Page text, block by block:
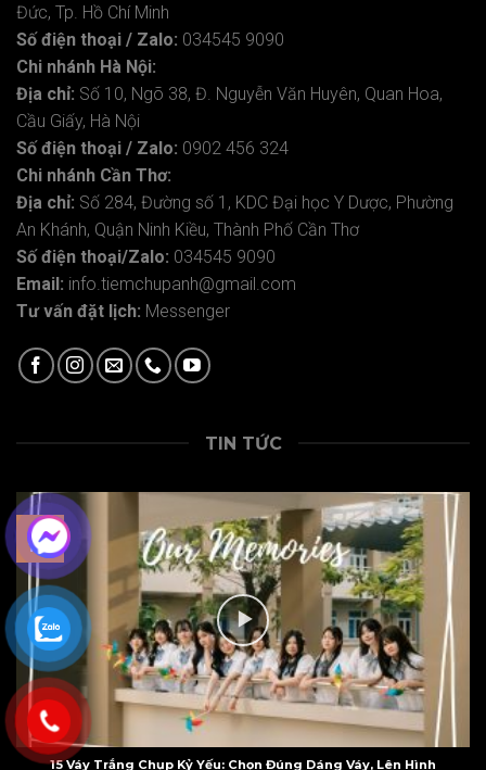
Đức, Tp. Hồ Chí Minh
Số điện thoại / Zalo: 034545 9090
Chi nhánh Hà Nội:
Địa chỉ: Số 10, Ngõ 38, Đ. Nguyễn Văn Huyên, Quan Hoa,
Cầu Giấy, Hà Nội
Số điện thoại / Zalo: 0902 456 324
Chi nhánh Cần Thơ:
Địa chỉ: Số 284, Đường số 1, KDC Đại học Y Dược, Phường
An Khánh, Quận Ninh Kiều, Thành Phố Cần Thơ
Số điện thoại/Zalo: 034545 9090
Email: info.tiemchupanh@gmail.com
Tư vấn đặt lịch: Messenger
TIN TỨC
15 Váy Trắng Chụp Kỷ Yếu: Chọn Đúng Dáng Váy, Lên Hình
09
Th2